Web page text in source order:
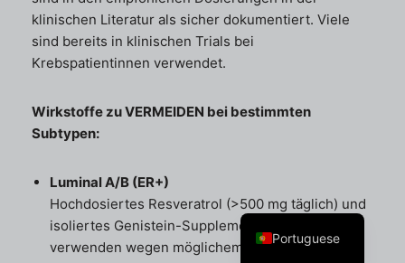
klinischen Literatur als sicher dokumentiert. Viele
sind bereits in klinischen Trials bei
Krebspatientinnen verwendet.
Wirkstoffe zu VERMEIDEN bei bestimmten
Subtypen:
Luminal A/B (ER+)
Hochdosiertes Resveratrol (>500 mg täglich) und
isoliertes Genistein-Supplement NICHT
verwenden wegen möglichem ER-Agonismus.
Portuguese
German
Finnish
Norwegian